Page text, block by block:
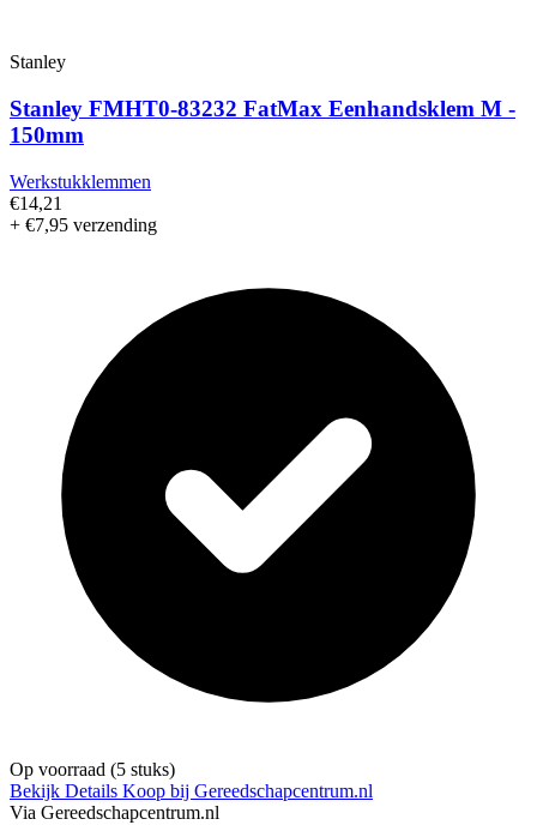
Stanley
Stanley FMHT0-83232 FatMax Eenhandsklem M -
150mm
Werkstukklemmen
€14,21
+ €7,95 verzending
Op voorraad (5 stuks)
Bekijk Details Koop bij Gereedschapcentrum.nl
Via Gereedschapcentrum.nl